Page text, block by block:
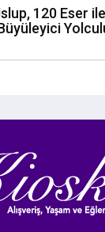
120 Eser